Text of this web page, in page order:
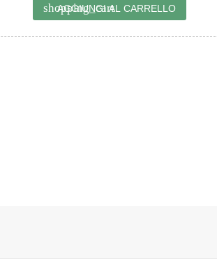
shopping_cart
AGGIUNGI AL CARRELLO